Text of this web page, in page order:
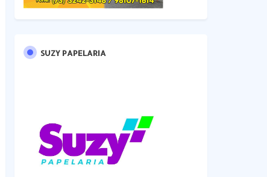
SUZY PAPELARIA